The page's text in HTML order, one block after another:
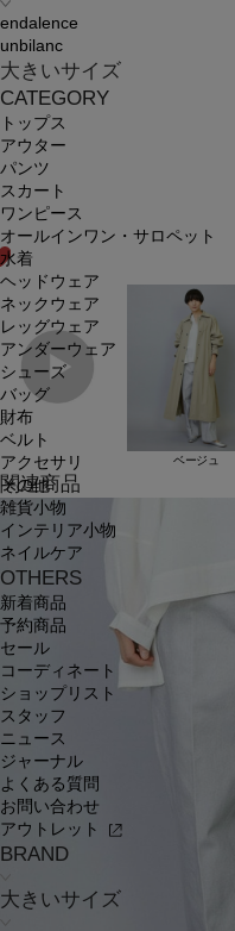
endalence
unbilanc
大きいサイズ
CATEGORY
トップス
アウター
パンツ
スカート
ワンピース
オールインワン・サロペット
水着
ヘッドウェア
ネックウェア
レッグウェア
アンダーウェア
シューズ
バッグ
財布
ベルト
アクセサリ
その他
雑貨小物
インテリア小物
ネイルケア
OTHERS
新着商品
予約商品
セール
コーディネート
ショップリスト
スタッフ
ニュース
ジャーナル
よくある質問
お問い合わせ
アウトレット
BRAND
大きいサイズ
ベージュ
関連商品